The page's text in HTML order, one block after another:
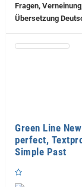
Fragen,
Übersetzung
Green Line
perfect,
Simple Past